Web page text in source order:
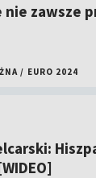
nie zawsze
/ EURO 2024